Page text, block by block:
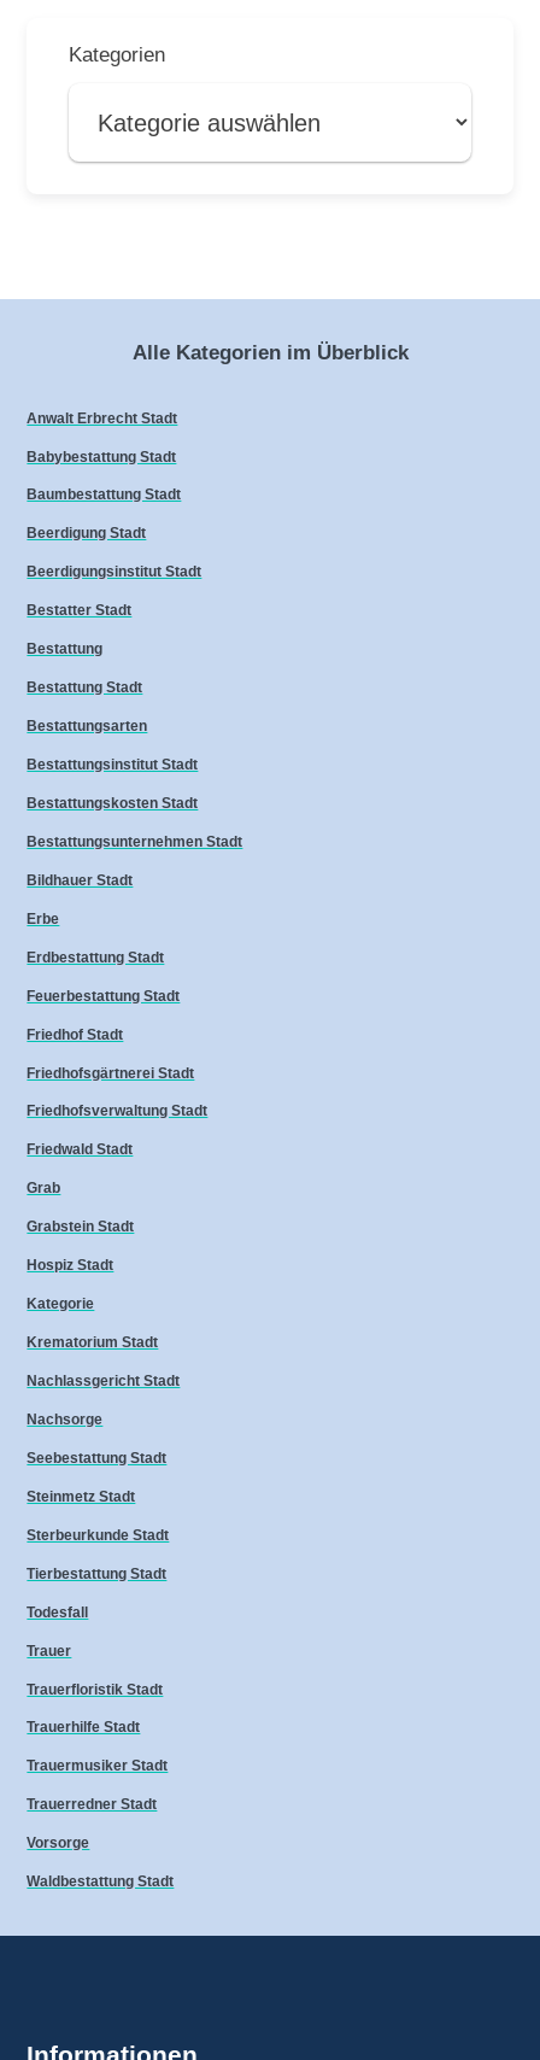
Kategorien
Alle Kategorien im Überblick
Anwalt Erbrecht Stadt
Babybestattung Stadt
Baumbestattung Stadt
Beerdigung Stadt
Beerdigungsinstitut Stadt
Bestatter Stadt
Bestattung
Bestattung Stadt
Bestattungsarten
Bestattungsinstitut Stadt
Bestattungskosten Stadt
Bestattungsunternehmen Stadt
Bildhauer Stadt
Erbe
Erdbestattung Stadt
Feuerbestattung Stadt
Friedhof Stadt
Friedhofsgärtnerei Stadt
Friedhofsverwaltung Stadt
Friedwald Stadt
Grab
Grabstein Stadt
Hospiz Stadt
Kategorie
Krematorium Stadt
Nachlassgericht Stadt
Nachsorge
Seebestattung Stadt
Steinmetz Stadt
Sterbeurkunde Stadt
Tierbestattung Stadt
Todesfall
Trauer
Trauerfloristik Stadt
Trauerhilfe Stadt
Trauermusiker Stadt
Trauerredner Stadt
Vorsorge
Waldbestattung Stadt